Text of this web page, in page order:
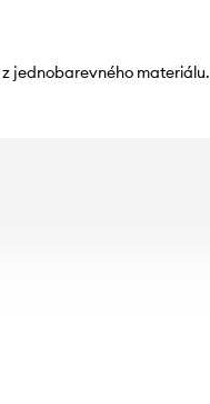
jednobarevného materiálu.